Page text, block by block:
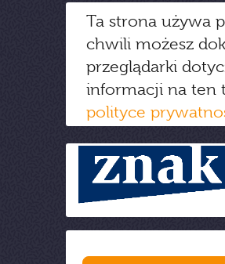
Ta strona używa
chwili możesz
przeglądarki
informacji na ten
polityce